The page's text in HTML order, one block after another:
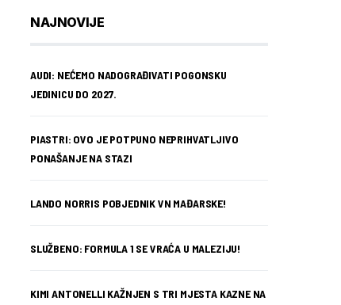
NAJNOVIJE
AUDI: NEĆEMO NADOGRAĐIVATI POGONSKU
JEDINICU DO 2027.
PIASTRI: OVO JE POTPUNO NEPRIHVATLJIVO
PONAŠANJE NA STAZI
LANDO NORRIS POBJEDNIK VN MAĐARSKE!
SLUŽBENO: FORMULA 1 SE VRAĆA U MALEZIJU!
KIMI ANTONELLI KAŽNJEN S TRI MJESTA KAZNE NA